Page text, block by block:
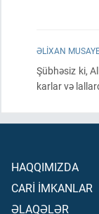
ƏLIXAN
Şübhəsiz ki,
karlar və
HAQQIMIZDA
CARİ İMKANLAR
ƏLAQƏLƏR